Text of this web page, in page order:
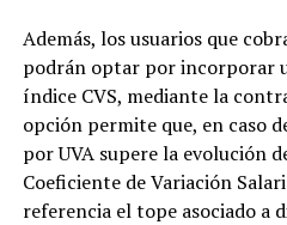
Además, los usuarios que
podrán optar por incorporar
índice CVS, mediante la
opción permite que, en caso
por UVA supere la evolución
Coeficiente de Variación
referencia el tope asociado a